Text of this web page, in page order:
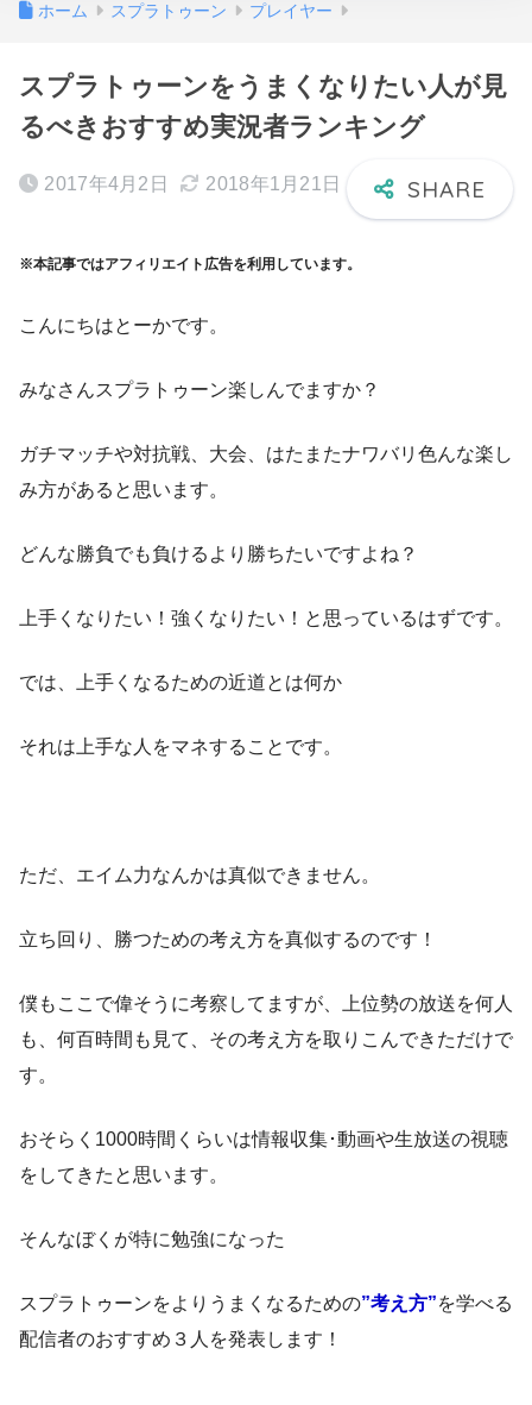
ホーム スプラトゥーン プレイヤー
スプラトゥーンをうまくなりたい人が見
るべきおすすめ実況者ランキング
2017年4月2日 2018年1月21日
※本記事ではアフィリエイト広告を利用しています。
こんにちはとーかです。
みなさんスプラトゥーン楽しんでますか？
ガチマッチや対抗戦、大会、はたまたナワバリ色んな楽し
み方があると思います。
どんな勝負でも負けるより勝ちたいですよね？
上手くなりたい！強くなりたい！と思っているはずです。
では、上手くなるための近道とは何か
それは上手な人をマネすることです。
ただ、エイム力なんかは真似できません。
立ち回り、勝つための考え方を真似するのです！
僕もここで偉そうに考察してますが、上位勢の放送を何人
も、何百時間も見て、その考え方を取りこんできただけで
す。
おそらく1000時間くらいは情報収集･動画や生放送の視聴
をしてきたと思います。
そんなぼくが特に勉強になった
スプラトゥーンをよりうまくなるための”考え方”を学べる
配信者のおすすめ３人を発表します！